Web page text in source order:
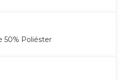
50% Poliéster